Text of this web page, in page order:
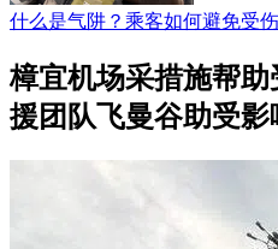
什么是气阱？乘客如何避免受
樟宜机场采措施帮
援团队飞曼谷助受影